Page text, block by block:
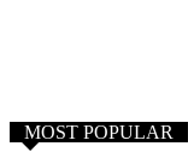
MOST POPULAR